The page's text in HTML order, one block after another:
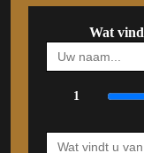
Wat
1